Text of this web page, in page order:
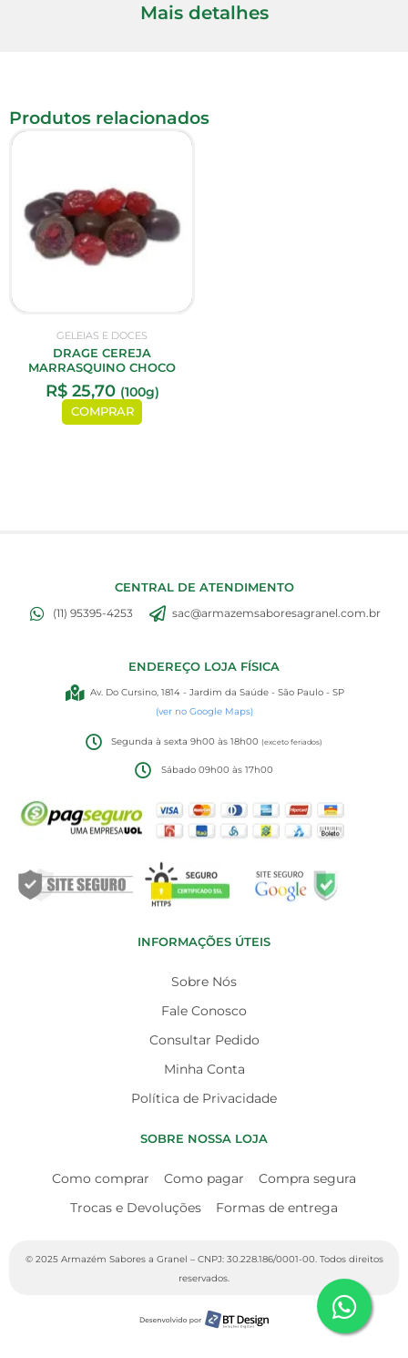
Mais detalhes
Produtos relacionados
GELEIAS E DOCES
DRAGE CEREJA
MARRASQUINO CHOCO
R$25,70 (100g)
COMPRAR
CENTRAL DE ATENDIMENTO
(11) 95395-4253 sac@armazemsaboresagranel.com.br
ENDEREÇO LOJA FÍSICA
Av. Do Cursino, 1814 - Jardim da Saúde - São Paulo - SP
(ver no Google Maps)
Segunda à sexta 9h00 às 18h00(exceto feriados)
Sábado 09h00 às 17h00
INFORMAÇÕES ÚTEIS
Sobre Nós
Fale Conosco
Consultar Pedido
Minha Conta
Política de Privacidade
SOBRE NOSSA LOJA
Como comprar Como pagar
Compra segura
Trocas e Devoluções
Formas de entrega
© 2025 Armazém Sabores a Granel – CNPJ: 30.228.186/0001-00. Todos direitos
reservados.